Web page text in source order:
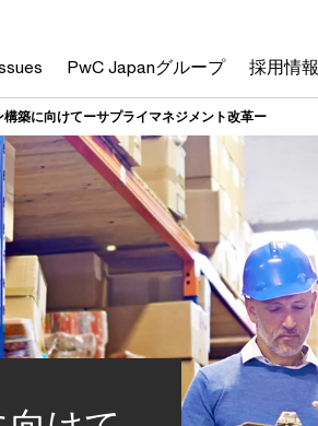
PwC Japanグループ 採用情報
築に向けてーサプライマネジメント改革ー